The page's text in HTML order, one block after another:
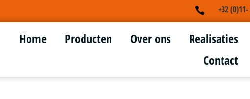
 +32
Home Producten Over ons
Realisaties
Contact